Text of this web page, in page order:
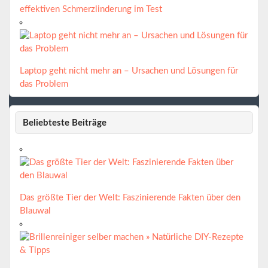
effektiven Schmerzlinderung im Test
Laptop geht nicht mehr an – Ursachen und Lösungen für
das Problem
Beliebteste Beiträge
Das größte Tier der Welt: Faszinierende Fakten über den
Blauwal